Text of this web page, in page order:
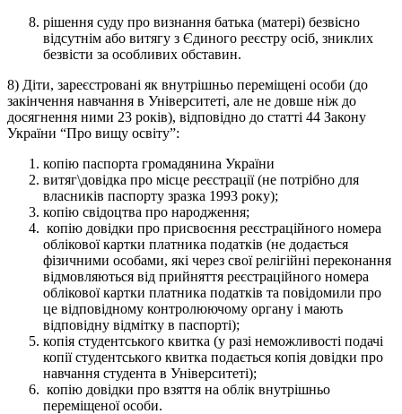
рішення суду про визнання батька (матері) безвісно
відсутнім або витягу з Єдиного реєстру осіб, зниклих
безвісти за особливих обставин.
8) Діти, зареєстровані як внутрішньо переміщені особи (до
закінчення навчання в Університеті, але не довше ніж до
досягнення ними 23 років), відповідно до статті 44 Закону
України “Про вищу освіту”:
копію паспорта громадянина України
витяг\довідка про місце реєстрації (не потрібно для
власників паспорту зразка 1993 року);
копію свідоцтва про народження;
копію довідки про присвоєння реєстраційного номера
облікової картки платника податків (не додається
фізичними особами, які через свої релігійні переконання
відмовляються від прийняття реєстраційного номера
облікової картки платника податків та повідомили про
це відповідному контролюючому органу і мають
відповідну відмітку в паспорті);
копія студентського квитка (у разі неможливості подачі
копії студентського квитка подається копія довідки про
навчання студента в Університеті);
копію довідки про взяття на облік внутрішньо
переміщеної особи.